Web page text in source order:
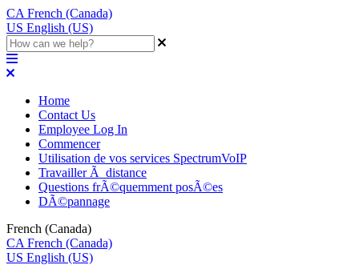
CA French (Canada)
US English (US)
Home
Contact Us
Employee Log In
Commencer
Utilisation de vos services SpectrumVoIP
Travailler Ã distance
Questions frÃ©quemment posÃ©es
DÃ©pannage
French (Canada)
CA French (Canada)
US English (US)